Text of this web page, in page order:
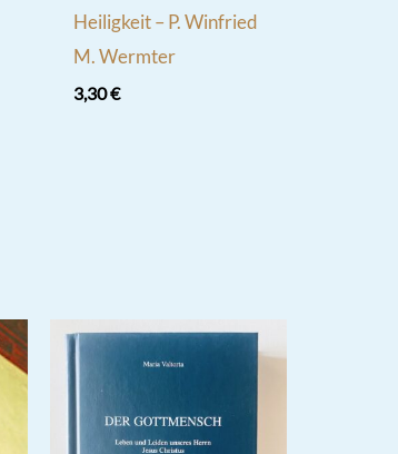
Heiligkeit – P. Winfried
M. Wermter
3,30€